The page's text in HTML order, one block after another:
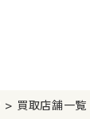
> 買取店舗一覧